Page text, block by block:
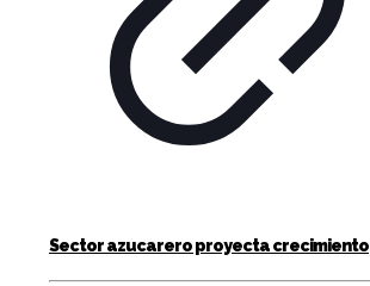
Sector azucarero proyecta crecimiento